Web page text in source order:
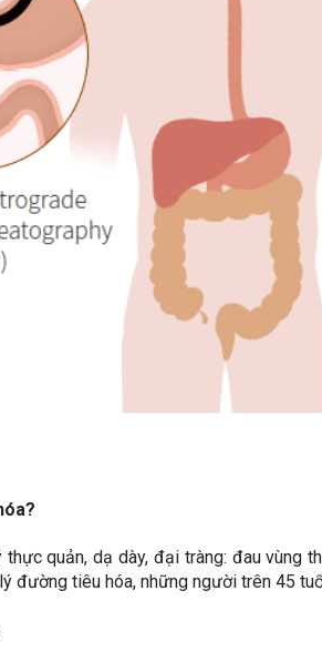
quản, dạ dày, đại tràng: đau vùng
đường tiêu hóa, những người trên 45